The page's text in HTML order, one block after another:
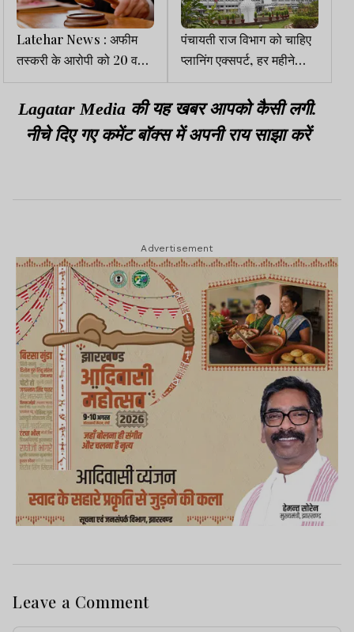
Latehar News : अफीम
तस्करी के आरोपी को 20 वर्ष
सश्रम कारावास की सजा
पंचायती राज विभाग को चाहिए
प्लानिंग एक्सपर्ट, हर महीने
मिलेंगे एक लाख रुपये
Lagatar Media की यह खबर आपको कैसी लगी.
नीचे दिए गए कमेंट बॉक्स में अपनी राय साझा करें
Advertisement
Leave a Comment